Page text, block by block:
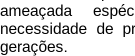
ameaçada
necessidade de
gerações.